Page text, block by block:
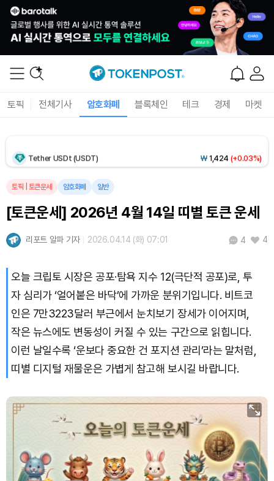
토픽 전체기사 암호화폐 블록체인 테크 경제 마켓
BNB (BNB)
USDC (USDC) ₩1,425(+0.01%)
XRP (XRP) 1,456(-1.17%)
Solana (SOL) ₩ 105,017(+1.48%)
Hyperliquid (HYPE) ₩ 77,174(-3.57%)
Dogecoin (DOGE) ₩99.35(+1.11%)
Bitcoin (BTC) ₩92,423,685(+0.89%)
토픽 토큰운세 암호화폐 일반
[토큰운세] 2026년 4월 14일 띠별 토큰 운세
리포트 알파 기자 2026.04.14 (화) 07:01 4 4
오늘 크립토 시장은 공포·탐욕 지수 12(극단적 공포)로, 투
자 심리가 ‘얼어붙은 바닥’에 가까운 분위기입니다. 비트코
인은 7만3223달러 부근에서 눈치보기 장세가 이어지며,
작은 뉴스에도 변동성이 커질 수 있는 구간으로 읽힙니다.
이런 날일수록 ‘운보다 중요한 건 포지션 관리’라는 말처럼,
띠별 디지털 재물운은 가볍게 참고해 보시길 바랍니다.